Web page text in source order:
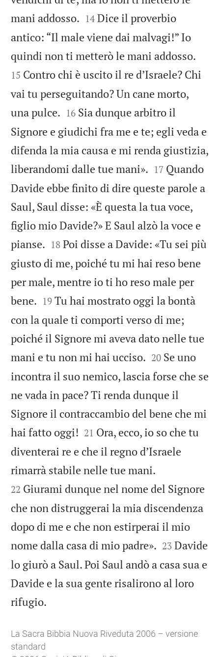
mani addosso. 

14 Dice il proverbio
antico: “Il male viene dai malvagi!” Io
quindi non ti metterò le mani addosso.
15 Contro chi è uscito il re d’Israele? Chi
vai tu perseguitando? Un cane morto,
una pulce. 

16 Sia dunque arbitro il
Signore e giudichi fra me e te; egli veda e
difenda la mia causa e mi renda giustizia,
liberandomi dalle tue mani». 

17 Quando
Davide ebbe finito di dire queste parole a
Saul, Saul disse: «È questa la tua voce,
figlio mio Davide?» E Saul alzò la voce e
pianse. 

18 Poi disse a Davide: «Tu sei più
giusto di me, poiché tu mi hai reso bene
per male, mentre io ti ho reso male per
bene. 

19 Tu hai mostrato oggi la bontà
con la quale ti comporti verso di me;
poiché il Signore mi aveva dato nelle tue
mani e tu non mi hai ucciso. 

20 Se uno
incontra il suo nemico, lascia forse che se
ne vada in pace? Ti renda dunque il
Signore il contraccambio del bene che mi
hai fatto oggi! 

21 Ora, ecco, io so che tu
diventerai re e che il regno d’Israele
rimarrà stabile nelle tue mani.
22 Giurami dunque nel nome del Signore
che non distruggerai la mia discendenza
dopo di me e che non estirperai il mio
nome dalla casa di mio padre». 

23 Davide
lo giurò a Saul. Poi Saul andò a casa sua e
Davide e la sua gente risalirono al loro
rifugio.
La Sacra Bibbia Nuova Riveduta 2006 – versione
standard